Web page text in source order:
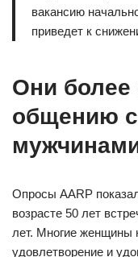
вакансию
приведет к
Они более
общению
Опросы AARP
возрасте 50 лет
лет. Многие женщины
удовлетворение и